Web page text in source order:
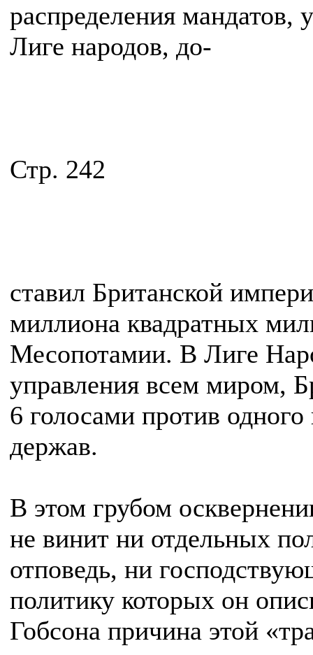
распределения мандатов,
Лиге народов, до-
Стр. 242
ставил Британской
миллиона квадратных
Месопотамии. В Лиге
управления всем миром,
6 голосами против
держав.
В этом грубом
не винит ни отдельных
отповедь, ни
политику которых он
Гобсона причина этой